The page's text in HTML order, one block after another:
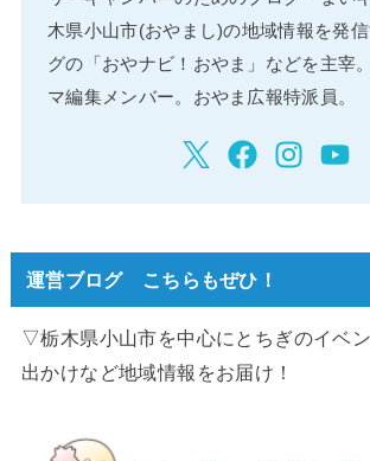
木県小山市(おやまし)の地域情報を発
グの「おやナビ！おやま」などを主宰
マ編集メンバー。おやま広報特派員。
運営ブログ こちらもぜひ！
▽栃木県小山市を中心にとちぎのイベ
出かけなど地域情報をお届け！